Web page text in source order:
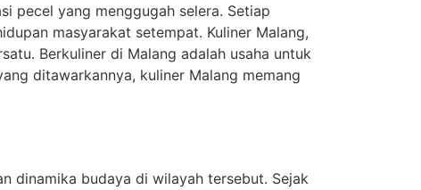
pecel yang menggugah selera. Setiap
masyarakat setempat. Kuliner Malang,
Berkuliner di Malang adalah usaha untuk
ditawarkannya, kuliner Malang memang
dinamika budaya di wilayah tersebut. Sejak